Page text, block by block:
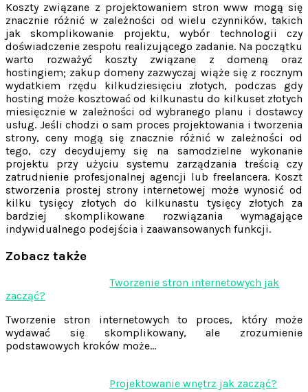
Koszty związane z projektowaniem stron www mogą się
znacznie różnić w zależności od wielu czynników, takich
jak skomplikowanie projektu, wybór technologii czy
doświadczenie zespołu realizującego zadanie. Na początku
warto rozważyć koszty związane z domeną oraz
hostingiem; zakup domeny zazwyczaj wiąże się z rocznym
wydatkiem rzędu kilkudziesięciu złotych, podczas gdy
hosting może kosztować od kilkunastu do kilkuset złotych
miesięcznie w zależności od wybranego planu i dostawcy
usług. Jeśli chodzi o sam proces projektowania i tworzenia
strony, ceny mogą się znacznie różnić w zależności od
tego, czy decydujemy się na samodzielne wykonanie
projektu przy użyciu systemu zarządzania treścią czy
zatrudnienie profesjonalnej agencji lub freelancera. Koszt
stworzenia prostej strony internetowej może wynosić od
kilku tysięcy złotych do kilkunastu tysięcy złotych za
bardziej skomplikowane rozwiązania wymagające
indywidualnego podejścia i zaawansowanych funkcji.
Zobacz także
Tworzenie stron internetowych jak
zacząć?
Tworzenie stron internetowych to proces, który może
wydawać się skomplikowany, ale zrozumienie
podstawowych kroków może…
Projektowanie wnętrz jak zacząć?
wpisu